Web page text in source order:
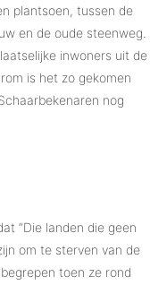
plantsoen, tussen de
en de oude steenweg.
inwoners uit de
is het zo gekomen
nog
“Die landen die geen
om te sterven van de
toen ze rond